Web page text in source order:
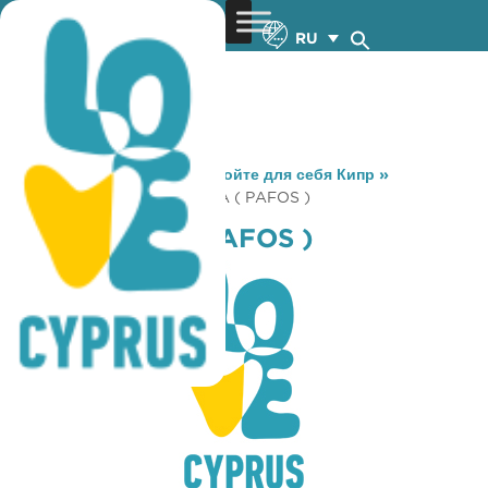
RU
You are here: Home »Откройте для себя Кипр »
Gastronomy
» ROMA PIZZA ( PAFOS )
ROMA PIZZA ( PAFOS )